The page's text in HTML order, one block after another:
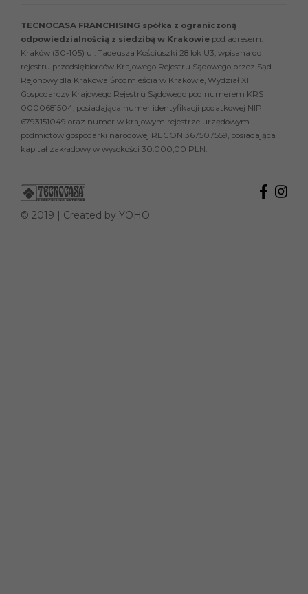
TECNOCASA FRANCHISING spółka z ograniczoną
odpowiedzialnością z siedzibą w Krakowie pod adresem:
Kraków (30-105) ul. Tadeusza Kościuszki 28 lok U3, wpisana do
rejestru przedsiębiorców Krajowego Rejestru Sądowego przez Sąd
Rejonowy dla Krakowa Śródmieścia w Krakowie, Wydział XI
Gospodarczy Krajowego Rejestru Sądowego pod numerem KRS
0000681504, posiadająca numer identyfikacji podatkowej NIP
6793151049 oraz numer w krajowym rejestrze urzędowym
podmiotów gospodarki narodowej REGON 367507559, posiadająca
kapitał zakładowy w wysokości 30.000,00 PLN.
© 2019 | Created by YOHO